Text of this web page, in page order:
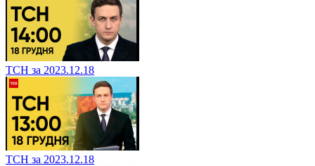
ТСН за 2023.12.18
ТСН за 2023.12.18